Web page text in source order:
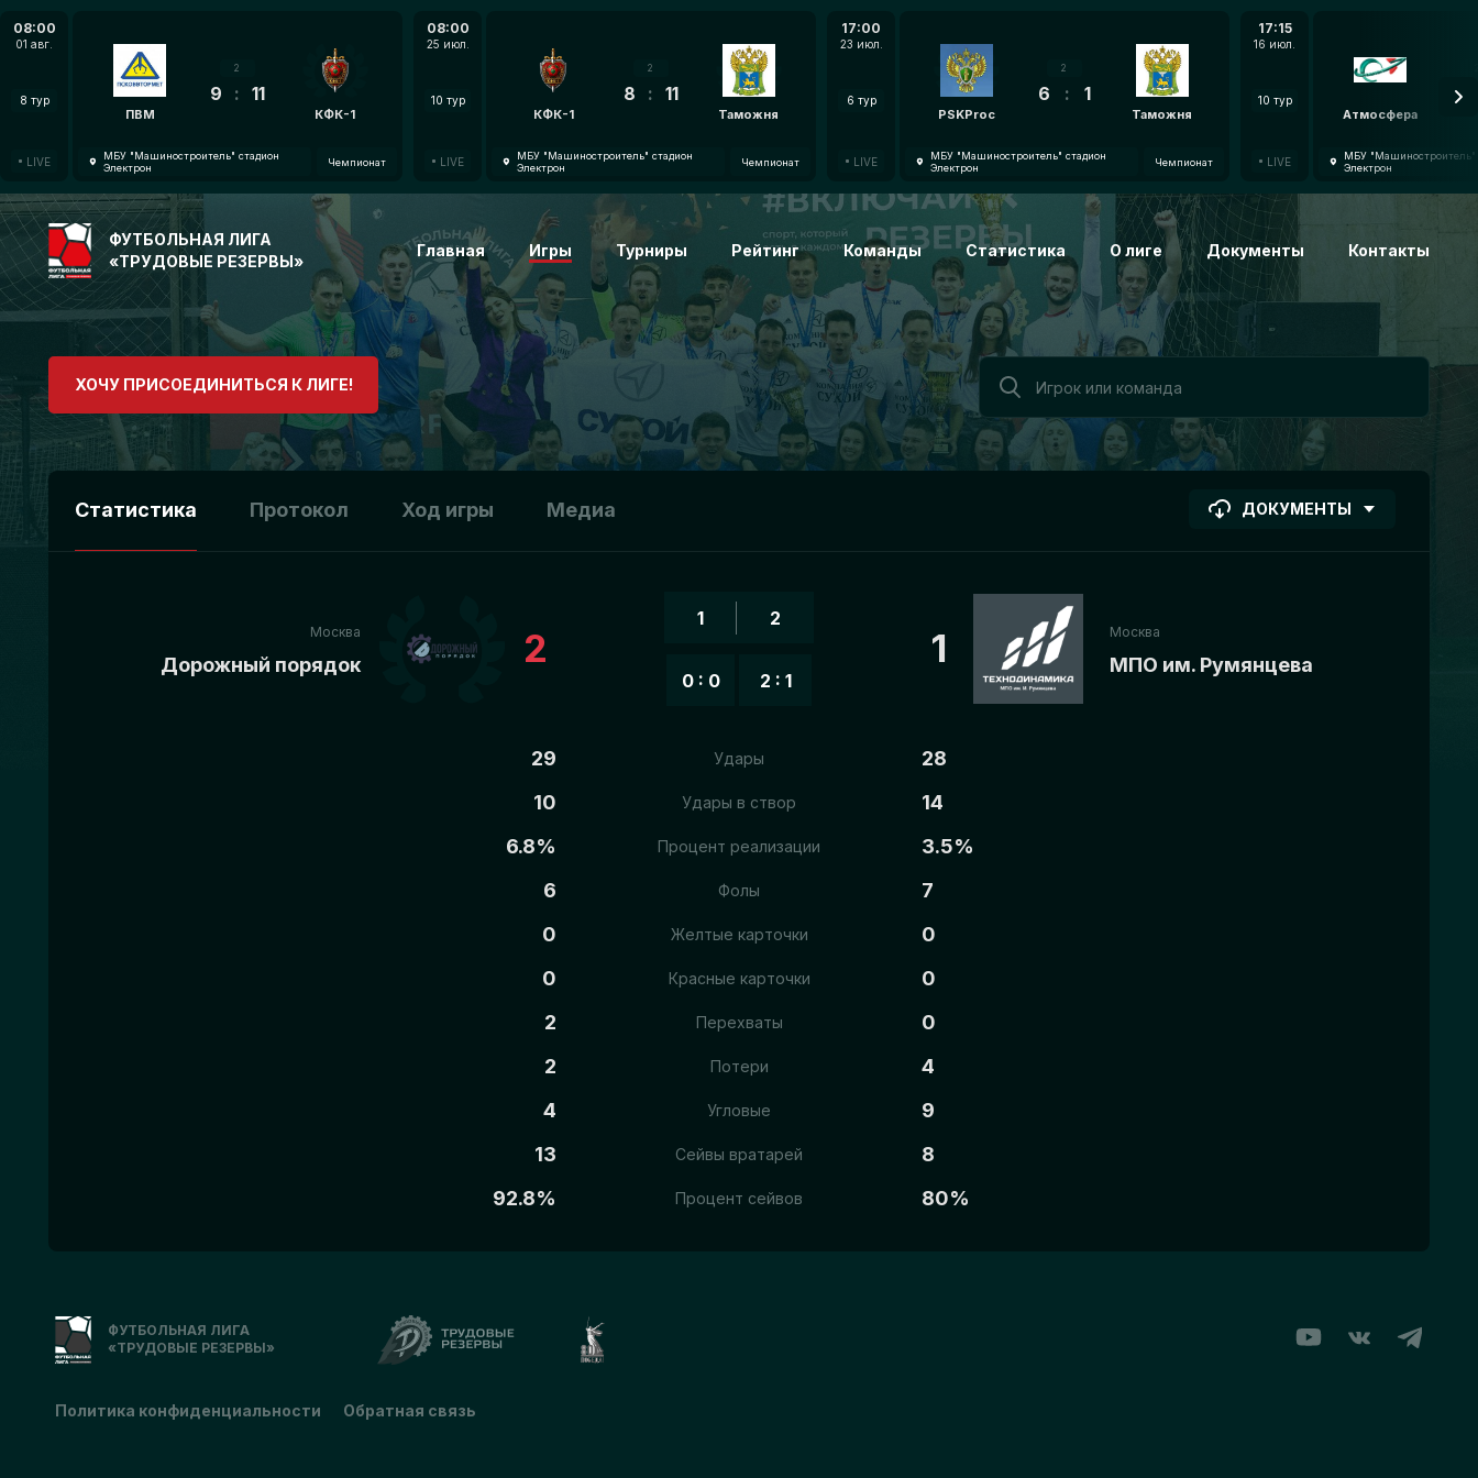
08:00
01 авг.
8 тур
LIVE
ПВМ
2
9 : 11
КФК-1
МБУ "Машиностроитель" стадион
Электрон
Чемпионат
08:00
25 июл.
10 тур
LIVE
КФК-1
2
8 : 11
Таможня
МБУ "Машиностроитель" стадион
Электрон
Чемпионат
17:00
23 июл.
6 тур
LIVE
PSKProc
2
6 : 1
Таможня
МБУ "Машиностроитель" стадион
Электрон
Чемпионат
17:15
16 июл.
10 тур
LIVE
Атмосфера
7
МБУ "Машиностроитель"
Электрон
ФУТБОЛЬНАЯ ЛИГА
«ТРУДОВЫЕ РЕЗЕРВЫ»
Главная Игры Турниры Рейтинг Команды Статистика О лиге Документы Контакты
ХОЧУ ПРИСОЕДИНИТЬСЯ К ЛИГЕ!
Статистика Протокол Ход игры Медиа ДОКУМЕНТЫ
Москва
Дорожный порядок 2
1
0 : 0
2
2 : 1
Москва
МПО им. Румянцева
1
29 Удары
28
10
Удары в створ
14
6.8%
Процент реализации
3.5%
6
Фолы
7
0
Желтые карточки
0
0
Красные карточки
0
2
Перехваты
0
2
Потери
4
4
Угловые
9
13
Сейвы вратарей
8
92.8%
Процент сейвов 80%
ФУТБОЛЬНАЯ ЛИГА
«ТРУДОВЫЕ РЕЗЕРВЫ»
Политика конфиденциальности Обратная связь